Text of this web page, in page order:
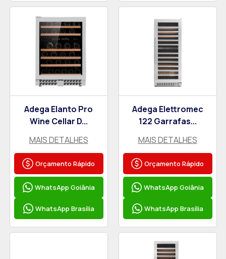
Adega Elanto Pro
Wine Cellar D...
MAIS DETALHES
Orçamento Rápido
WhatsApp Goiânia
WhatsApp Brasília
Adega Elettromec
122 Garrafas...
MAIS DETALHES
Orçamento Rápido
WhatsApp Goiânia
WhatsApp Brasília